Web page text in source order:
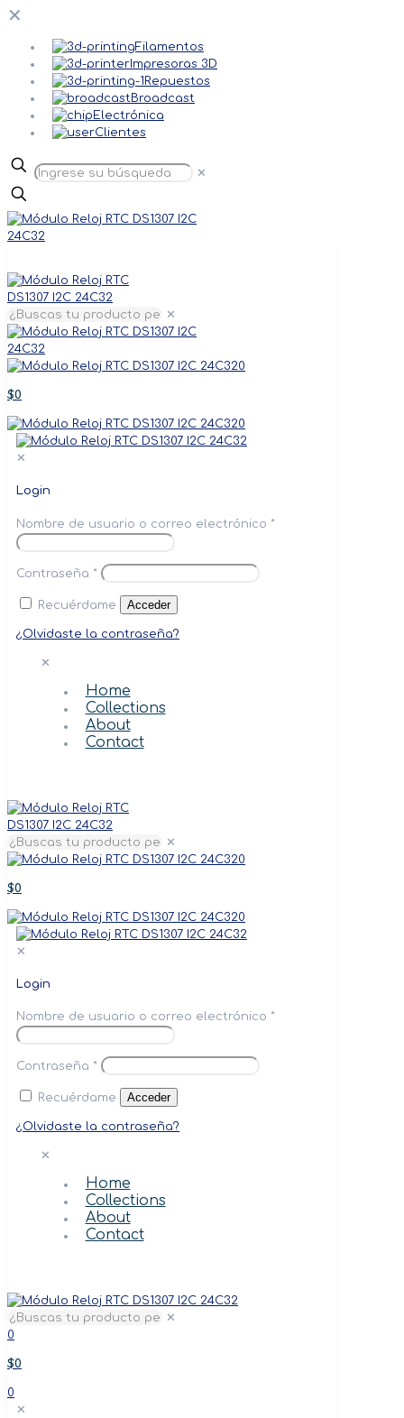
✕
Filamentos
Impresoras 3D
Repuestos
Broadcast
Electrónica
Clientes
✕
✕
0
$0
0
✕
Login
Nombre de usuario o correo electrónico *
Contraseña *
Recuérdame Acceder
¿Olvidaste la contraseña?
✕
Home
Collections
About
Contact
✕
0
$0
0
✕
Login
Nombre de usuario o correo electrónico *
Contraseña *
Recuérdame Acceder
¿Olvidaste la contraseña?
✕
Home
Collections
About
Contact
✕
0
$0
0
✕